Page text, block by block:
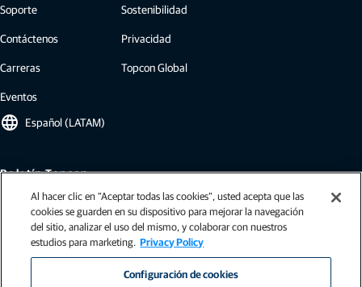
Soporte
Contáctenos
Carreras
Eventos
Sostenibilidad
Privacidad
Topcon Global
language Español (LATAM)
Boletín Topcon
Nuestros boletines incluyen lo último de Topcon: estudios de casos,
información de la industria, comunicados de prensa y mucho más.
Suscribirse
Al hacer clic en “Aceptar todas las cookies”, usted acepta que las
cookies se guarden en su dispositivo para mejorar la navegación
del sitio, analizar el uso del mismo, y colaborar con nuestros
estudios para marketing. Privacy Policy
Configuración de cookies